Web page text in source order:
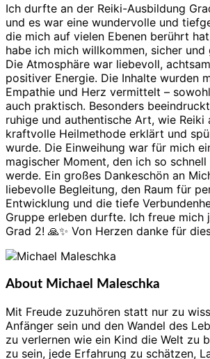
Ich durfte an der Reiki-Ausbildung
und es war eine wundervolle und
die mich auf vielen Ebenen berührt
habe ich mich willkommen, sicher
Die Atmosphäre war liebevoll,
positiver Energie. Die Inhalte wurden
Empathie und Herz vermittelt –
auch praktisch. Besonders
ruhige und authentische Art, wie Reiki
kraftvolle Heilmethode erklärt und
wurde. Die Einweihung war für mich
magischer Moment, den ich so
werde. Ein großes Dankeschön an
liebevolle Begleitung, den Raum für
Entwicklung und die tiefe
Gruppe erleben durfte. Ich freue mich
Grad 2! 🙏✨ Von Herzen danke für
About Michael Maleschka
Mit Freude zuzuhören statt nur zu
Anfänger sein und den Wandel des
zu verlernen wie ein Kind die Welt zu
zu sein, jede Erfahrung zu schätzen,